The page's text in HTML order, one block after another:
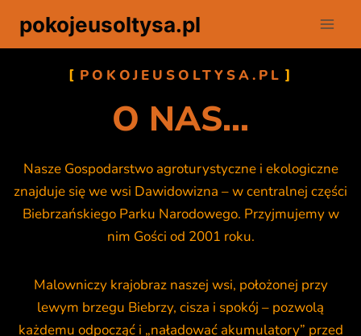
pokojeusoltysa.pl
POKOJEUSOLTYSA.PL
O NAS...
Nasze Gospodarstwo agroturystyczne i ekologiczne
znajduje się we wsi Dawidowizna – w centralnej części
Biebrzańskiego Parku Narodowego. Przyjmujemy w
nim Gości od 2001 roku.
Malowniczy krajobraz naszej wsi, położonej przy
lewym brzegu Biebrzy, cisza i spokój – pozwolą
każdemu odpocząć i „naładować akumulatory” przed